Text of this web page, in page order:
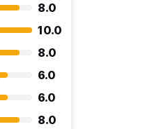
8.0
10.0
8.0
6.0
6.0
8.0